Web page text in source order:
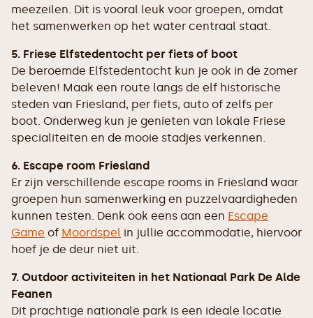
meezeilen. Dit is vooral leuk voor groepen, omdat
het samenwerken op het water centraal staat.
5. Friese Elfstedentocht per fiets of boot
De beroemde Elfstedentocht kun je ook in de zomer
beleven! Maak een route langs de elf historische
steden van Friesland, per fiets, auto of zelfs per
boot. Onderweg kun je genieten van lokale Friese
specialiteiten en de mooie stadjes verkennen.
6. Escape room Friesland
Er zijn verschillende escape rooms in Friesland waar
groepen hun samenwerking en puzzelvaardigheden
kunnen testen. Denk ook eens aan een Escape
Game of Moordspel in jullie accommodatie, hiervoor
hoef je de deur niet uit.
7. Outdoor activiteiten in het Nationaal Park De Alde
Feanen
Dit prachtige nationale park is een ideale locatie